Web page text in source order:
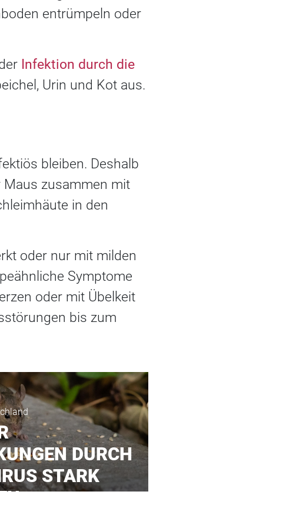
entrümpeln oder
Infektion durch die
Urin und Kot aus.
bleiben. Deshalb
Maus zusammen mit
in den
oder nur mit milden
Symptome
oder mit Übelkeit
bis zum
DURCH
STARK